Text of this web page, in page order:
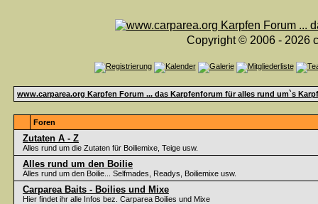
Copyright © 2006 - 2026
www.carparea.org Karpfen Forum ... das Karpfenforum für alles rund um`s
Foren
Zutaten A - Z
Alles rund um die Zutaten für Boiliemixe, Teige usw.
Alles rund um den Boilie
Alles rund um den Boilie... Selfmades, Readys, Boiliemixe usw.
Carparea Baits - Boilies und Mixe
Hier findet ihr alle Infos bez. Carparea Boilies und Mixe